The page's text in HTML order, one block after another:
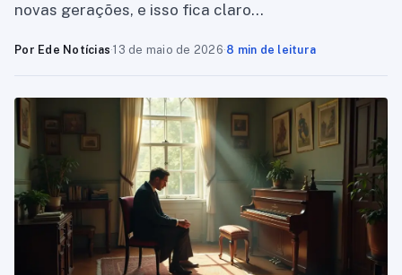
novas gerações, e isso fica claro…
Por Ede Notícias·13 de maio de 2026·8 min de leitura